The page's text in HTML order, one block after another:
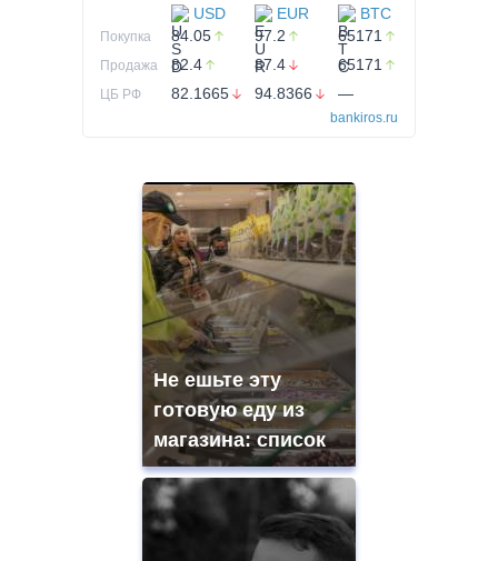
USD EUR BTC
Покупка 84.05 97.2 65171
Продажа 82.4 87.4 65171
ЦБ РФ 82.1665 94.8366 —
bankiros.ru
Не ешьте эту
готовую еду из
магазина: список